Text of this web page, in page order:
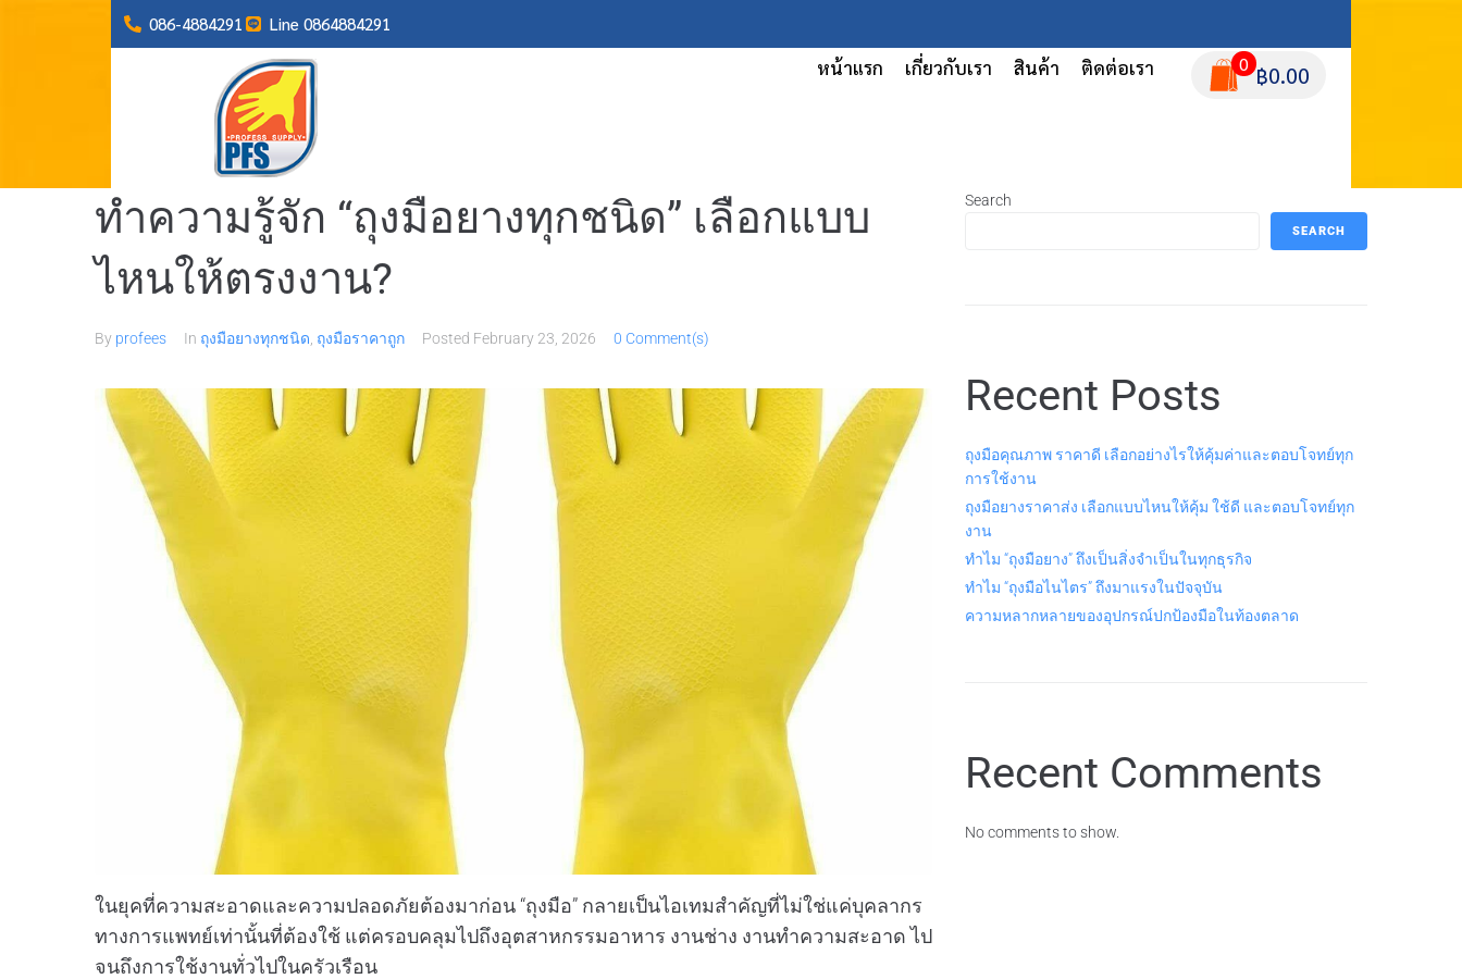
086-4884291 Line 0864884291
หน้าแรก เกี่ยวกับเรา สินค้า ติดต่อเรา 0 ฿0.00
ทำความรู้จัก “ถุงมือยางทุกชนิด” เลือกแบบ
ไหนให้ตรงงาน?
By profees In ถุงมือยางทุกชนิด ถุงมือราคาถูก Posted February 23, 2026 0 Comment(s)
ในยุคที่ความสะอาดและความปลอดภัยต้องมาก่อน “ถุงมือ” กลายเป็นไอเทมสำคัญที่ไม่ใช่แค่บุคลากร
ทางการแพทย์เท่านั้นที่ต้องใช้ แต่ครอบคลุมไปถึงอุตสาหกรรมอาหาร งานช่าง งานทำความสะอาด ไป
จนถึงการใช้งานทั่วไปในครัวเรือน
Search
SEARCH
Recent Posts
ถุงมือคุณภาพ ราคาดี เลือกอย่างไรให้คุ้มค่าและตอบโจทย์ทุก
การใช้งาน
ถุงมือยางราคาส่ง เลือกแบบไหนให้คุ้ม ใช้ดี และตอบโจทย์ทุก
งาน
ทำไม “ถุงมือยาง” ถึงเป็นสิ่งจำเป็นในทุกธุรกิจ
ทำไม “ถุงมือไนไตร” ถึงมาแรงในปัจจุบัน
ความหลากหลายของอุปกรณ์ปกป้องมือในท้องตลาด
Recent Comments
No comments to show.